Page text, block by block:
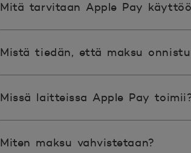
Mitä tarvitaan Apple Pay
Mistä tiedän, että maksu
Missä laitteissa Apple Pay
Miten maksu vahvistetaan?